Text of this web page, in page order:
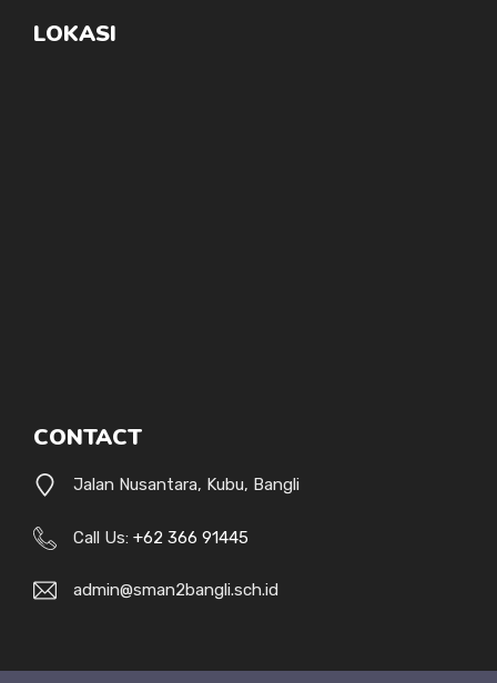
LOKASI
CONTACT
Jalan Nusantara, Kubu, Bangli
Call Us: +62 366 91445
admin@sman2bangli.sch.id